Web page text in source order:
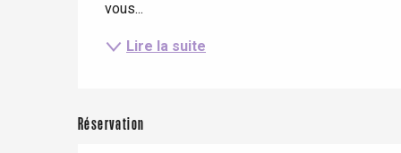
vous...
Lire la suite
Réservation